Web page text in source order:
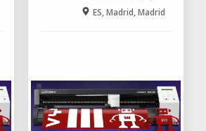
ES, Madrid, Madrid